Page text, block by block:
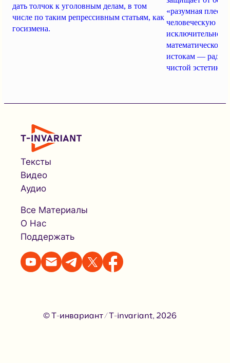
дать толчок к уголовным делам, в том
числе по таким репрессивным статьям, как
госизмена.
«разумная
человеческую
математической
истокам —
чистой эстетике?
Тексты
Видео
Аудио
Все Материалы
О Нас
Поддержать
© Т-инвариант / T-invariant, 2026